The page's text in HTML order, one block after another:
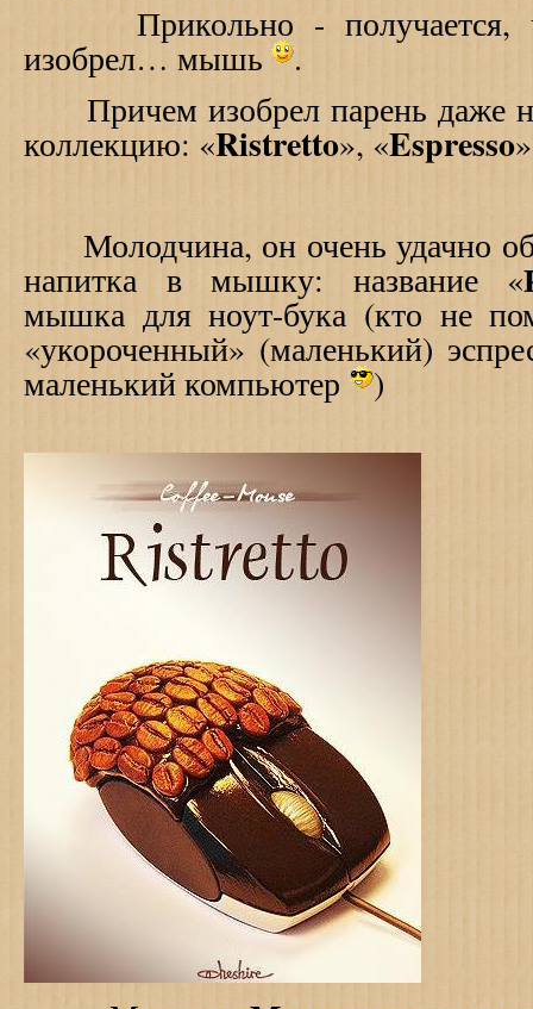
Прикольно - получается,
изобрел… мышь
.
Причем изобрел парень даже
коллекцию: «Ristretto», «Espresso
Молодчина, он очень удачно
напитка в мышку: название «
мышка для ноут-бука (кто не
«укороченный» (маленький)
маленький компьютер )